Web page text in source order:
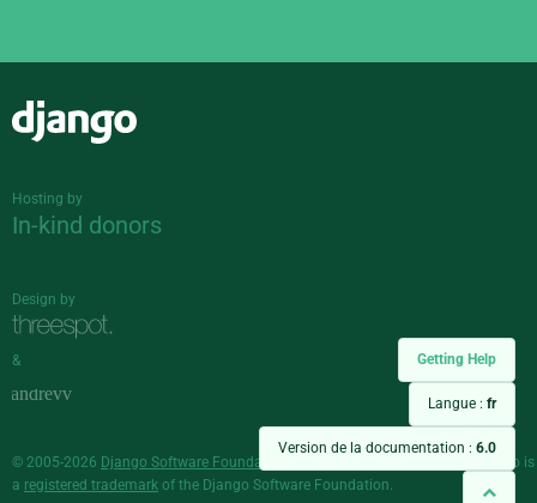
Getting Help
Langue : fr
Version de la documentation : 6.0
Hosting by
In-kind donors
Design by
&
© 2005-2026 Django Software Foundation
and individual contributors. Django is
a registered trademark of the Django Software Foundation.